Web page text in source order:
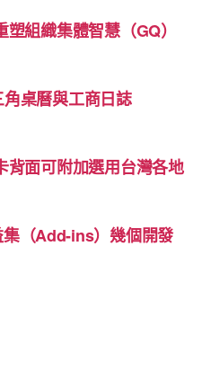
組織集體智慧（GQ）
桌曆與工商日誌
背面可附加選用台灣各地
（Add-ins）幾個開發